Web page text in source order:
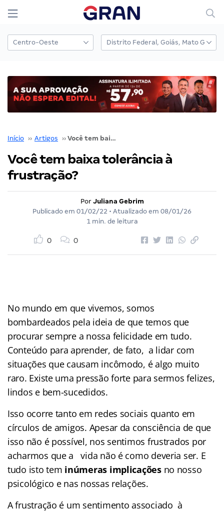
Início ›› Artigos ›› Você tem baixa tolerância à frustração?
Você tem baixa tolerância à
frustração?
Por Juliana Gebrim
Publicado em 01/02/22 • Atualizado em 08/01/26
1 min. de leitura
0 0
No mundo em que vivemos, somos
bombardeados pela ideia de que temos que
procurar sempre a nossa felicidade em tudo.
Conteúdo para aprender, de fato, a lidar com
situações que causam incômodo, é algo muito
raro. Existe uma pressão forte para sermos felizes,
lindos e bem-sucedidos.
Isso ocorre tanto em redes sociais quanto em
círculos de amigos. Apesar da consciência de que
isso não é possível, nos sentimos frustrados por
acharmos que a vida não é como deveria ser. E
tudo isto tem inúmeras implicaçõesno nosso
psicológico e nas nossas relações.
A frustração é um sentimento associado à